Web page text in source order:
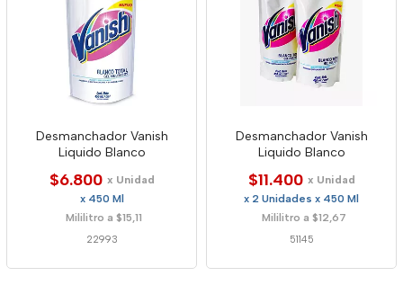
Desmanchador Vanish
Liquido Blanco
$6.800 x Unidad
x 450 Ml
Mililitro a $15,11
22993
Desmanchador Vanish
Liquido Blanco
$11.400 x Unidad
x 2 Unidades x 450 Ml
Mililitro a $12,67
51145